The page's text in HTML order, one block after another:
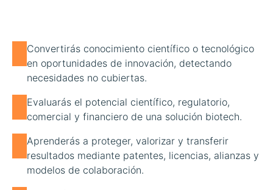
Convertirás conocimiento científico o tecnológico
en oportunidades de innovación, detectando
necesidades no cubiertas.
Evaluarás el potencial científico, regulatorio,
comercial y financiero de una solución biotech.
Aprenderás a proteger, valorizar y transferir
resultados mediante patentes, licencias, alianzas y
modelos de colaboración.